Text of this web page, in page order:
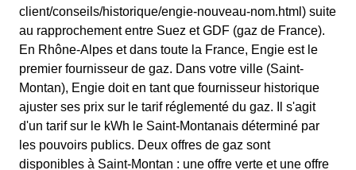
client/conseils/historique/engie-nouveau-nom.html) suite
au rapprochement entre Suez et GDF (gaz de France).
En Rhône-Alpes et dans toute la France, Engie est le
premier fournisseur de gaz. Dans votre ville (Saint-
Montan), Engie doit en tant que fournisseur historique
ajuster ses prix sur le tarif réglementé du gaz. Il s'agit
d'un tarif sur le kWh le Saint-Montanais déterminé par
les pouvoirs publics. Deux offres de gaz sont
disponibles à Saint-Montan : une offre verte et une offre